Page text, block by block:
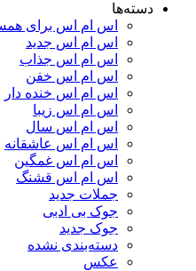
دسته‌ها
اس ام اس برای
اس ام اس جدید
اس ام اس جذاب
اس ام اس خفن
اس ام اس خنده دار
اس ام اس زیبا
اس ام اس سال
اس ام اس عاشقانه
اس ام اس غمگین
اس ام اس قشنگ
جملات جدید
جوک بی ادبی
جوک جدید
دسته‌بندی نشده
عکس